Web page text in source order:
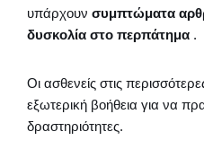
υπάρχουν συμπτώματα
δυσκολία στο περπάτημα .
Οι ασθενείς στις
εξωτερική βοήθεια για να
δραστηριότητες.